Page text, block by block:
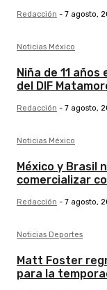
Redacción - 7 agosto,
Noticias México
Niña de 11
del DIF
Redacción - 7 agosto,
Noticias México
México y Brasil
comercializar
Redacción - 7 agosto,
Noticias Deportes
Matt Foster
para la